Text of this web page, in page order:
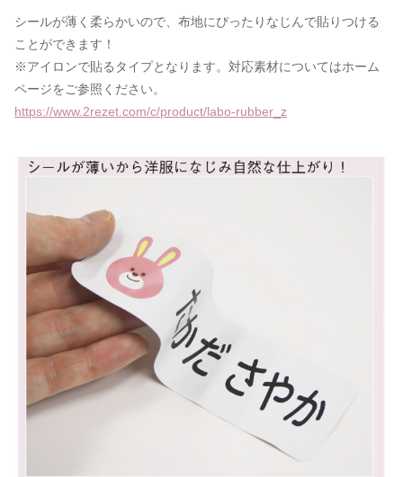
シールが薄く柔らかいので、布地にぴったりなじんで貼りつける
ことができます！
※アイロンで貼るタイプとなります。対応素材についてはホーム
ページをご参照ください。
https://www.2rezet.com/c/product/labo-rubber_z